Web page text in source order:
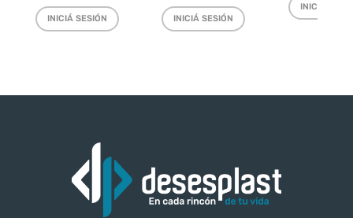
INICIÁ SESIÓN INICIÁ SESIÓN
INICIÁ